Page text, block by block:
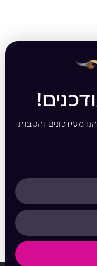
מעידכונים והטבות